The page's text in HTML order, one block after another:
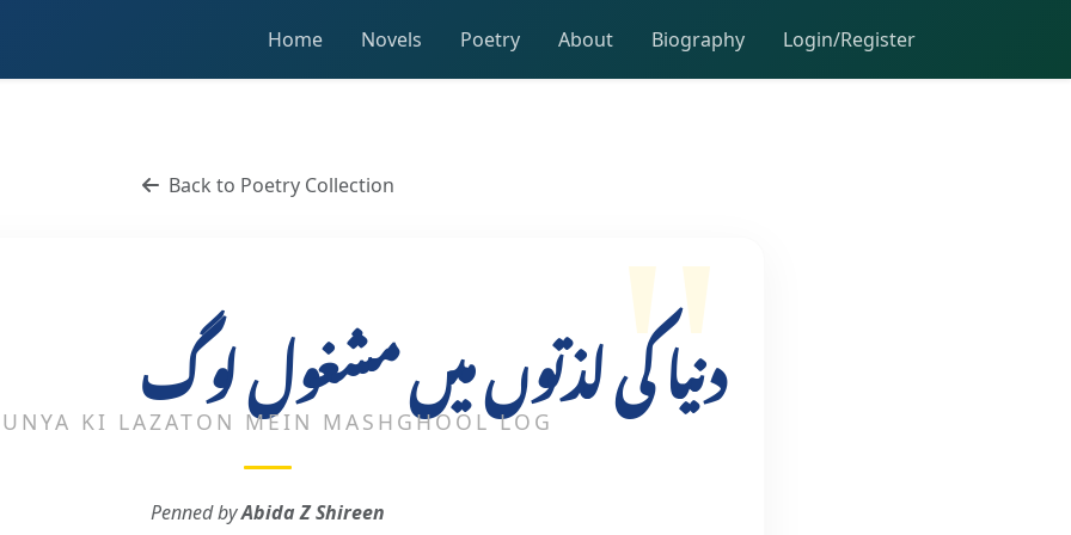
Home Novels Poetry About Biography Login/Register
Back to Poetry Collection
دنیا کی لذتوں میں مشغول لوگ
KI LAZATON MEIN MASHGHOOL LOG
Penned byAbida Z Shireen